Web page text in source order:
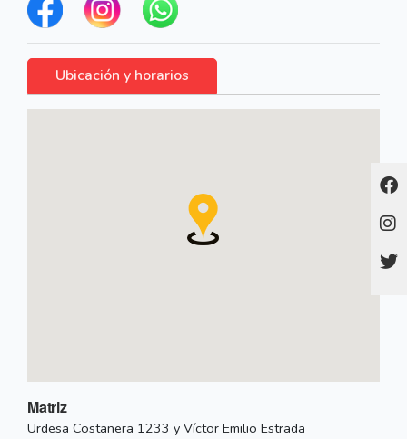
Ubicación y horarios
Matriz
Urdesa Costanera 1233 y Víctor Emilio Estrada